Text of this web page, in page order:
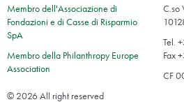
Membro dell'Associazione di
Fondazioni e di Casse di Risparmio
SpA
Membro della Philanthropy Europe
Association
C.so
Tel.
Fax
CF
© 2026 All right reserved